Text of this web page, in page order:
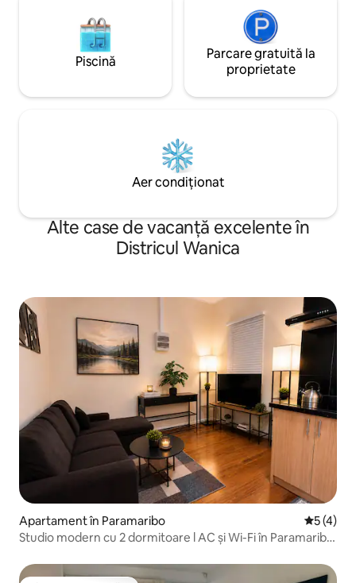
Piscină
Parcare gratuită la
proprietate
Aer condiționat
Alte case de vacanță excelente în
Districul Wanica
Apartament în Paramaribo Scor
5 (4)
Studio modern cu 2 dormitoare l AC și Wi-Fi în Paramaribo